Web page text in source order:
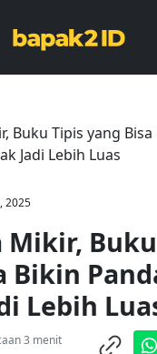
Buku Tipis yang Bisa
Jadi Lebih Luas
2025
Mikir,
Bikin
Lebih
3 menit